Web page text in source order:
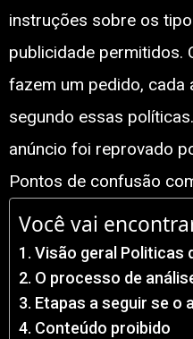
instruções sobre os
publicidade permitidos.
fazem um pedido, cada
segundo essas
anúncio foi reprovado
Pontos de confusão
Você vai
Visão geral Politicas
O processo de
Etapas a seguir se o
Conteúdo proibido